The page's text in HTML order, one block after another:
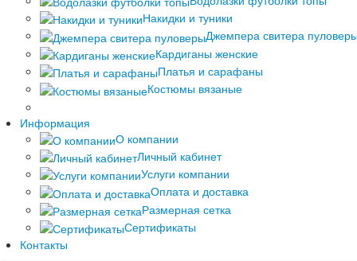
Накидки и туники
Джемпера свитера
Кардиганы женские
Платья и сарафаны
Костюмы вязаные
Информация
О компании
Личный кабинет
Услуги компании
Оплата и доставка
Размерная сетка
Сертификаты
Контакты